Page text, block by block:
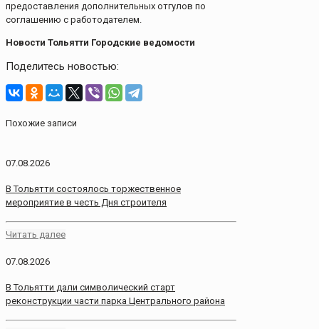
предоставления дополнительных отгулов по
соглашению с работодателем.
Новости Тольятти Городские ведомости
Поделитесь новостью:
Похожие записи
07.08.2026
В Тольятти состоялось торжественное
мероприятие в честь Дня строителя
Читать далее
07.08.2026
В Тольятти дали символический старт
реконструкции части парка Центрального района